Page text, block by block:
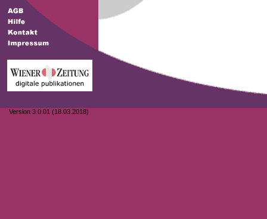
Version 3.0.01 (18.03.2018)